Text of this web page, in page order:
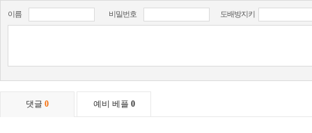
이름 비밀번호 도배방지키
댓글 0 예비 베플 0